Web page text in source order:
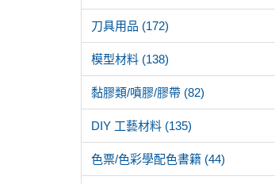
刀具用品 (172)
模型材料 (138)
黏膠類/噴膠/膠帶 (82)
DIY 工藝材料 (135)
色票/色彩學配色書籍 (44)